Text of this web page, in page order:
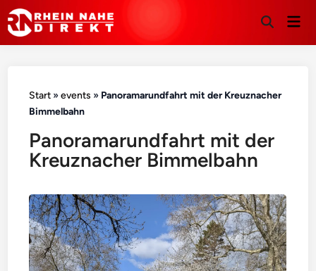
Suche
Start »events » Panoramarundfahrt mit der Kreuznacher
Bimmelbahn
Panoramarundfahrt mit der
Kreuznacher Bimmelbahn